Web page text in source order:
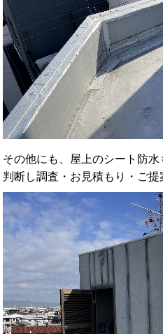
その他にも、屋上のシート防
判断し調査・お見積もり・ご提